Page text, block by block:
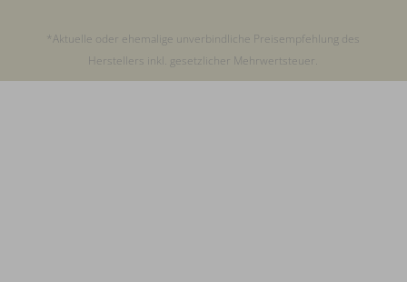
*Aktuelle oder ehemalige unverbindliche Preisempfehlung des
Herstellers inkl. gesetzlicher Mehrwertsteuer.